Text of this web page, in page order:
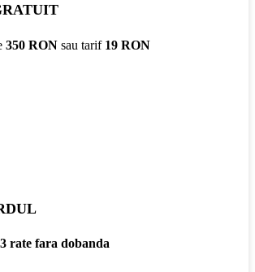
350 RON sau tarif 19 RON
3 rate fara dobanda